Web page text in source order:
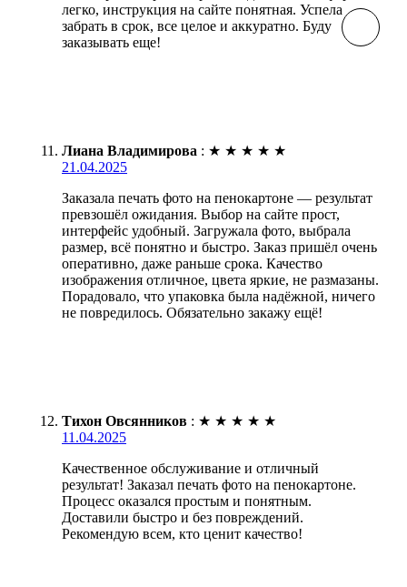
легко, инструкция на сайте понятная. Успела
забрать в срок, все целое и аккуратно. Буду
заказывать еще!
Лиана Владимирова : ★ ★ ★ ★ ★
21.04.2025
Заказала печать фото на пенокартоне — результат
превзошёл ожидания. Выбор на сайте прост,
интерфейс удобный. Загружала фото, выбрала
размер, всё понятно и быстро. Заказ пришёл очень
оперативно, даже раньше срока. Качество
изображения отличное, цвета яркие, не размазаны.
Порадовало, что упаковка была надёжной, ничего
не повредилось. Обязательно закажу ещё!
Тихон Овсянников : ★ ★ ★ ★ ★
11.04.2025
Качественное обслуживание и отличный
результат! Заказал печать фото на пенокартоне.
Процесс оказался простым и понятным.
Доставили быстро и без повреждений.
Рекомендую всем, кто ценит качество!